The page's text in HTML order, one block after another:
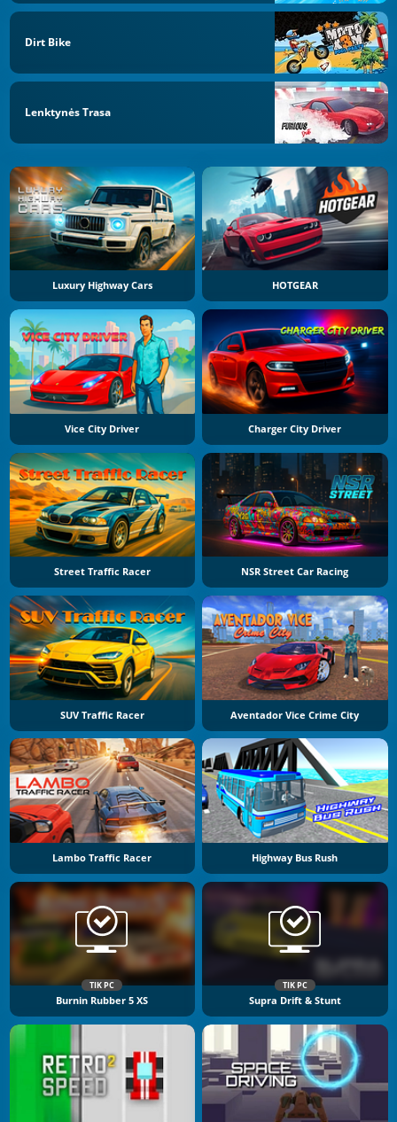
Dirt Bike
Lenktynės Trasa
Luxury Highway Cars HOTGEAR
Vice City Driver Charger City Driver
Street Traffic Racer NSR Street Car Racing
SUV Traffic Racer Aventador Vice Crime City
Lambo Traffic Racer Highway Bus Rush
TIK PC
Burnin Rubber 5 XS
TIK PC
Supra Drift & Stunt